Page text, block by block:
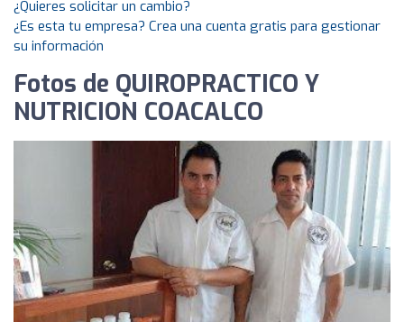
¿Quieres solicitar un cambio?
¿Es esta tu empresa? Crea una cuenta gratis para gestionar
su información
Fotos de QUIROPRACTICO Y
NUTRICION COACALCO